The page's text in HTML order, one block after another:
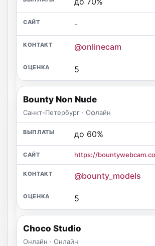
-
@onlinecam
5
Bounty Non Nude
Санкт-Петербург · Офлайн
до 60%
https://
@bounty_models
5
Choco Studio
Онлайн · Онлайн